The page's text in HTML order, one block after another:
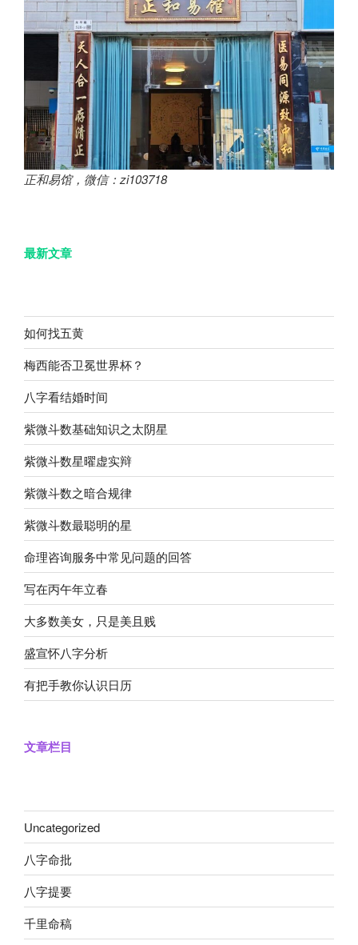
正和易馆，微信：zi103718
最新文章
如何找五黄
梅西能否卫冕世界杯？
八字看结婚时间
紫微斗数基础知识之太阴星
紫微斗数星曜虚实辩
紫微斗数之暗合规律
紫微斗数最聪明的星
命理咨询服务中常见问题的回答
写在丙午年立春
大多数美女，只是美且贱
盛宣怀八字分析
有把手教你认识日历
文章栏目
Uncategorized
八字命批
八字提要
千里命稿